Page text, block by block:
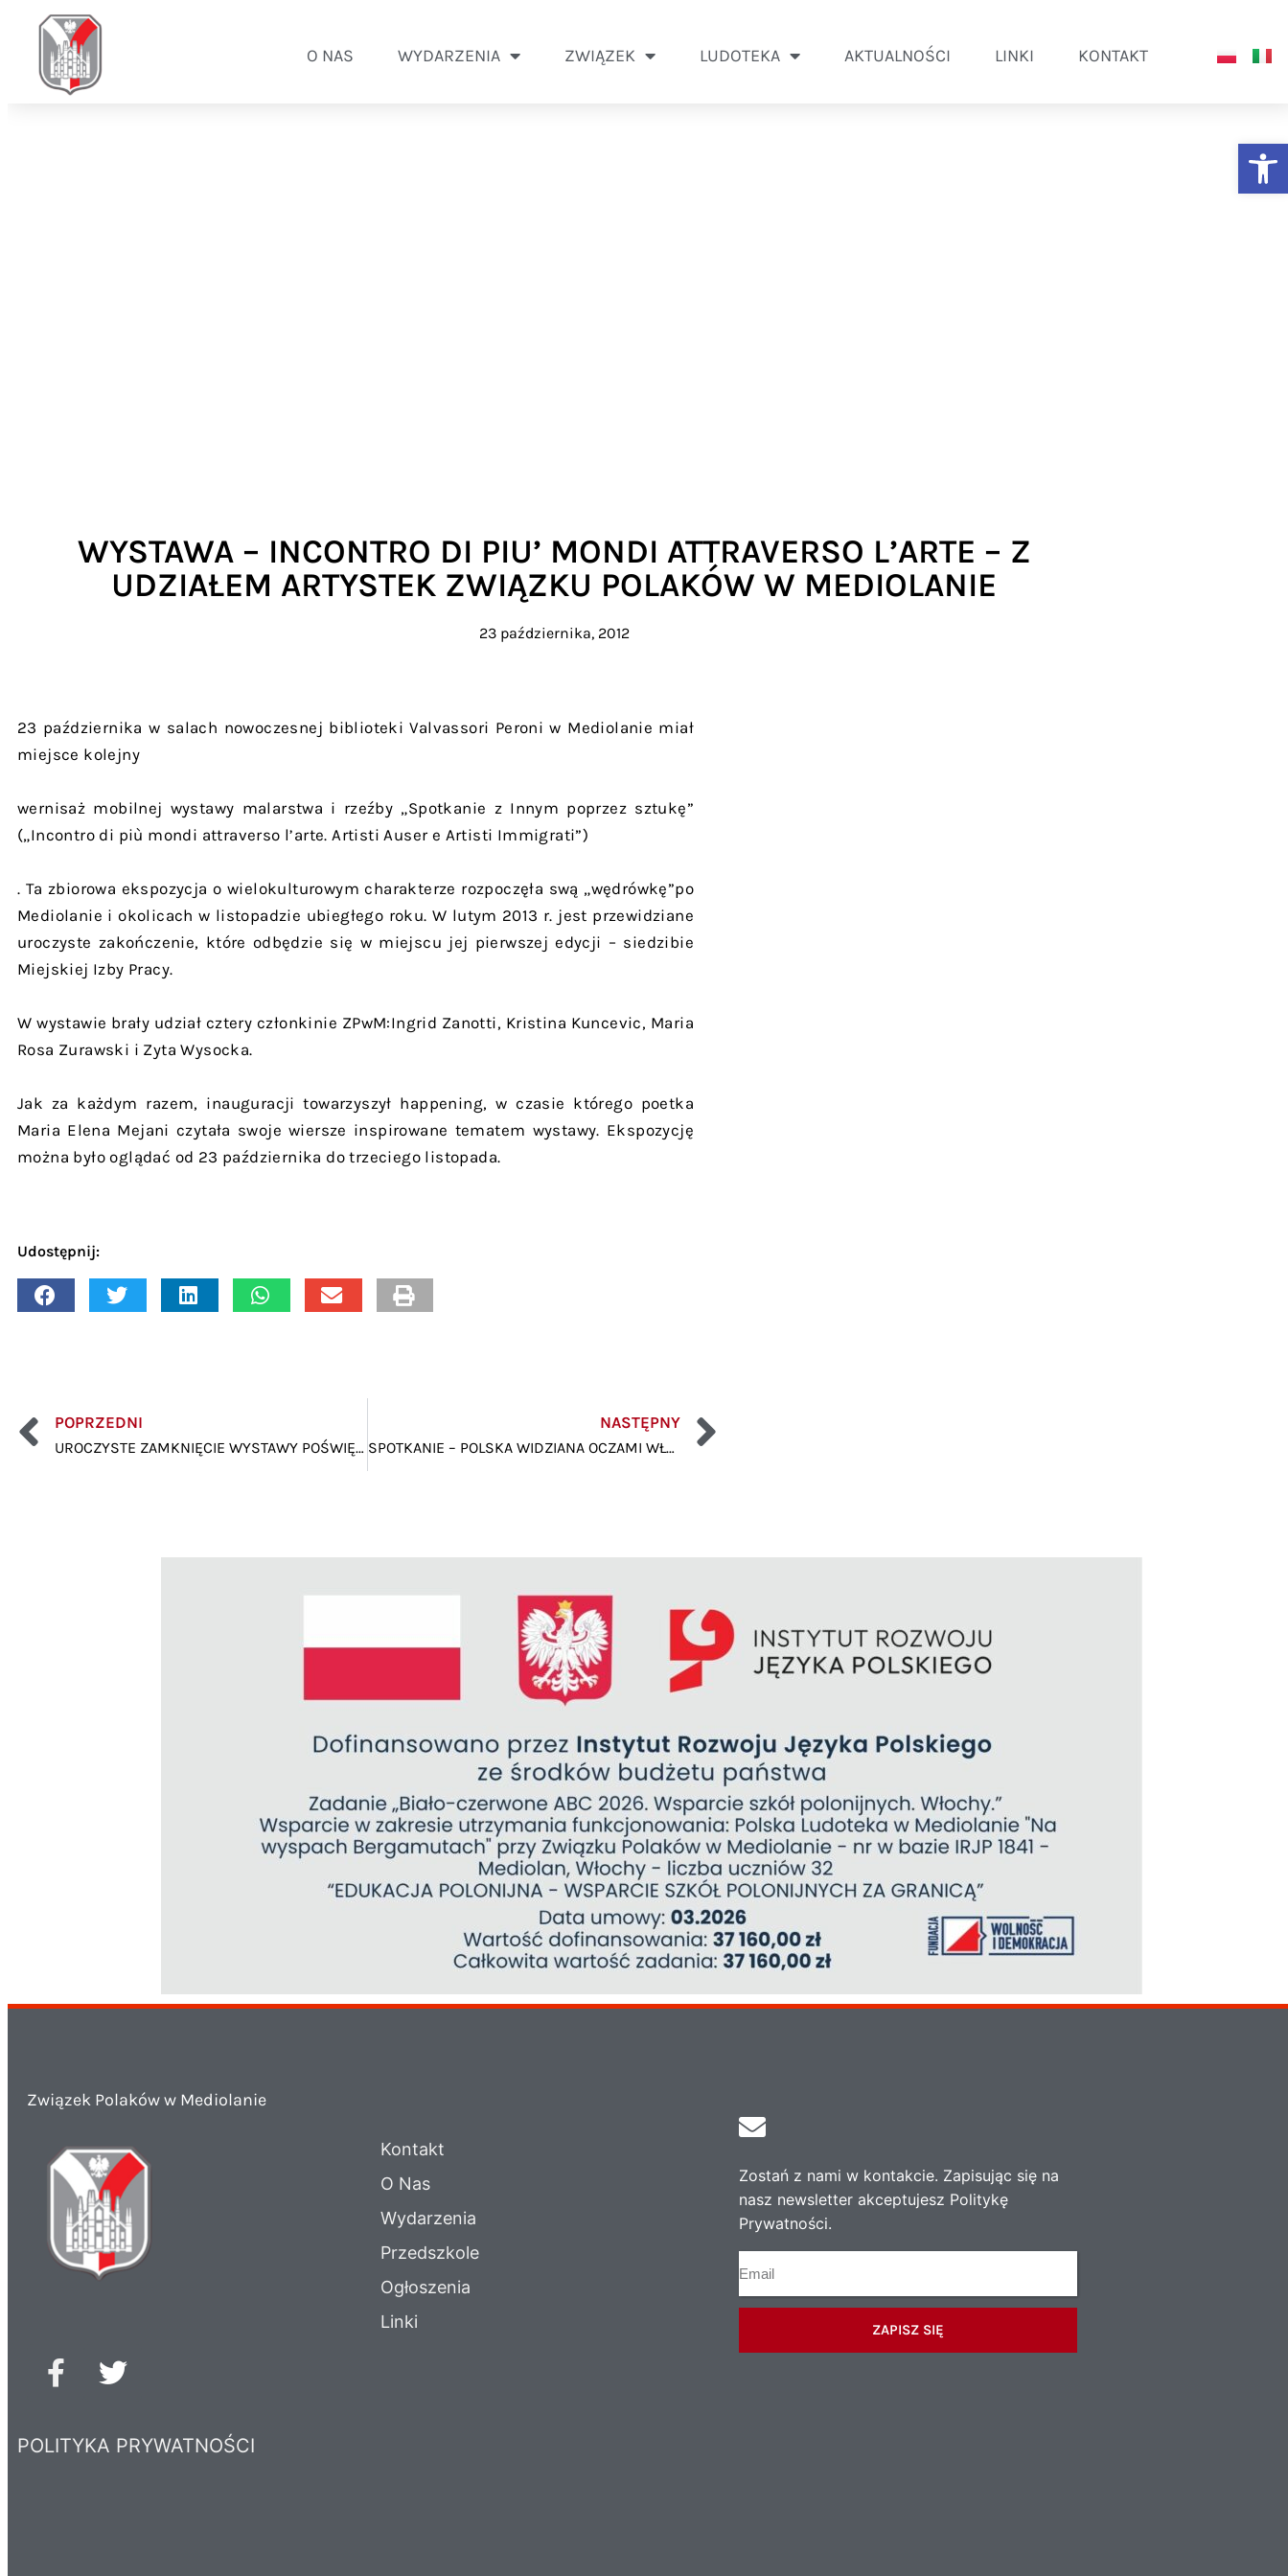
O NAS WYDARZENIA ZWIĄZEK LUDOTEKA AKTUALNOŚCI LINKI KONTAKT
WYSTAWA – INCONTRO DI PIU’ MONDI ATTRAVERSO L’ARTE – Z
UDZIAŁEM ARTYSTEK ZWIĄZKU POLAKÓW W MEDIOLANIE
23 października, 2012
23 października w salach nowoczesnej biblioteki Valvassori Peroni w Mediolanie miał
miejsce kolejny
wernisaż mobilnej wystawy malarstwa i rzeźby „Spotkanie z Innym poprzez sztukę”
(„Incontro di più mondi attraverso l’arte. Artisti Auser e Artisti Immigrati”)
. Ta zbiorowa ekspozycja o wielokulturowym charakterze rozpoczęła swą „wędrówkę”po
Mediolanie i okolicach w listopadzie ubiegłego roku. W lutym 2013 r. jest przewidziane
uroczyste zakończenie, które odbędzie się w miejscu jej pierwszej edycji – siedzibie
Miejskiej Izby Pracy.
W wystawie brały udział cztery członkinie ZPwM:Ingrid Zanotti, Kristina Kuncevic, Maria
Rosa Zurawski i Zyta Wysocka.
Jak za każdym razem, inauguracji towarzyszył happening, w czasie którego poetka
Maria Elena Mejani czytała swoje wiersze inspirowane tematem wystawy. Ekspozycję
można było oglądać od 23 października do trzeciego listopada.
Udostępnij:
POPRZEDNI
UROCZYSTE ZAMKNIĘCIE WYSTAWY POŚWIĘCONEJ POSTACI JANUSZA KORCZAKA
NASTĘPNY
SPOTKANIE – POLSKA WIDZIANA OCZAMI WŁOCHA – GDAŃSK – KLUCZEM DO WSZYSTKIEGO
Związek Polaków w Mediolanie
Kontakt
O Nas
Wydarzenia
Przedszkole
Ogłoszenia
Linki
Zostań z nami w kontakcie. Zapisując się na
nasz newsletter akceptujesz Politykę
Prywatności.
ZAPISZ SIĘ
POLITYKA PRYWATNOŚCI